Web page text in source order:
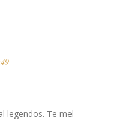
legendos. Te mel